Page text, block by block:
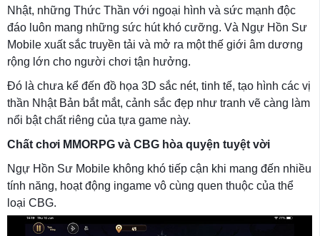
Nhật, những Thức Thần với ngoại hình và sức mạnh độc
đáo luôn mang những sức hút khó cưỡng. Và Ngự Hồn Sư
Mobile xuất sắc truyền tải và mở ra một thế giới âm dương
rộng lớn cho người chơi tận hưởng.
Đó là chưa kể đến đồ họa 3D sắc nét, tinh tế, tạo hình các vị
thần Nhật Bản bắt mắt, cảnh sắc đẹp như tranh vẽ càng làm
nổi bật chất riêng của tựa game này.
Chất chơi MMORPG và CBG hòa quyện tuyệt vời
Ngự Hồn Sư Mobile không khó tiếp cận khi mang đến nhiều
tính năng, hoạt động ingame vô cùng quen thuộc của thể
loại CBG.